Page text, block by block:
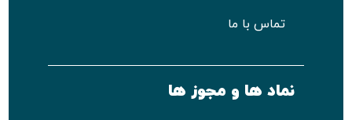
تماس با ما
نماد ها و مجوز ها